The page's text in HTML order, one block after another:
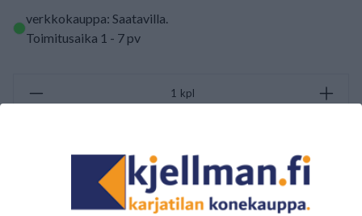
verkkokauppa: Saatavilla.
Toimitusaika 1 - 7 pv
kpl
LISÄÄ OSTOSKORIIN
ARVOSTELUJEN YHTEENVETO